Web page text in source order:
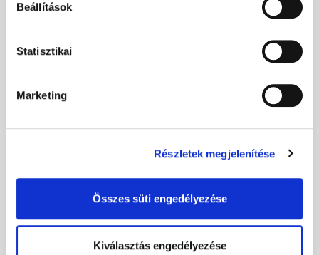
Beállítások
Statisztikai
Marketing
Részletek megjelenítése
Összes süti engedélyezése
Kiválasztás engedélyezése
BNI